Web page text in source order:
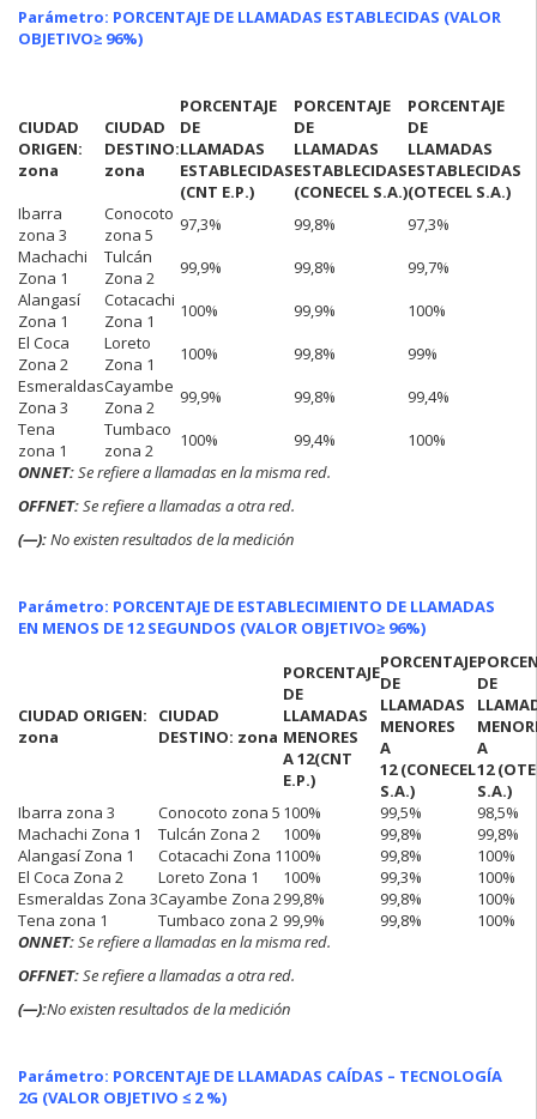
Parámetro: PORCENTAJE DE LLAMADAS ESTABLECIDAS (VALOR
OBJETIVO≥ 96%)
CIUDAD
ORIGEN:
zona
CIUDAD
DESTINO:
zona
PORCENTAJE
DE
LLAMADAS
ESTABLECIDAS
(CNT E.P.)
PORCENTAJE
DE
LLAMADAS
ESTABLECIDAS
(CONECEL S.A.)
PORCENTAJE
DE
LLAMADAS
ESTABLECIDAS
(OTECEL S.A.)
Ibarra
zona 3
Conocoto
zona 5
97,3% 99,8%
97,3%
Machachi
Zona 1
Tulcán
Zona 2
99,9% 99,8%
99,7%
Alangasí
Zona 1
Cotacachi
Zona 1
100% 99,9%
100%
El Coca
Zona 2
Loreto
Zona 1
100% 99,8%
99%
Esmeraldas
Zona 3
Cayambe
Zona 2
99,9% 99,8%
99,4%
Tena
zona 1
Tumbaco
zona 2
100% 99,4%
100%
ONNET:Se refiere allamadas en la misma red.
OFFNET:Se refiere a llamadas a otra red.
(—):No existen resultados de la medición
Parámetro: PORCENTAJE DE ESTABLECIMIENTO DE LLAMADAS
EN MENOS DE 12 SEGUNDOS (VALOR OBJETIVO≥ 96%)
CIUDAD ORIGEN:
zona
CIUDAD
DESTINO: zona
PORCENTAJE
DE
LLAMADAS
MENORES
A 12(CNT
E.P.)
PORCENTAJE
DE
LLAMADAS
MENORES
A
12(CONECEL
S.A.)
DE
A
12
S.A.)
Ibarra zona 3
Conocoto zona 5 100% 99,5%
98,5%
Machachi Zona 1
Tulcán Zona 2 100% 99,8%
99,8%
Alangasí Zona 1
Cotacachi Zona 1100% 99,8%
100%
El Coca Zona 2
Loreto Zona 1 100% 99,3%
100%
Esmeraldas Zona 3Cayambe Zona 299,8% 99,8%
100%
Tena zona 1
Tumbaco zona 2 99,9% 99,8%
100%
ONNET:Se refiere allamadas en la misma red.
OFFNET:Se refiere a llamadas a otra red.
(—):No existen resultados de la medición
Parámetro: PORCENTAJE DE LLAMADAS CAÍDAS – TECNOLOGÍA
2G (VALOR OBJETIVO ≤ 2 %)